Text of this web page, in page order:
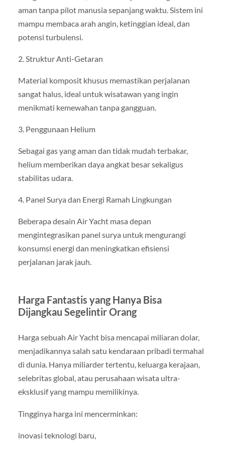
aman tanpa pilot manusia sepanjang waktu. Sistem ini
mampu membaca arah angin, ketinggian ideal, dan
potensi turbulensi.
2. Struktur Anti-Getaran
Material komposit khusus memastikan perjalanan
sangat halus, ideal untuk wisatawan yang ingin
menikmati kemewahan tanpa gangguan.
3. Penggunaan Helium
Sebagai gas yang aman dan tidak mudah terbakar,
helium memberikan daya angkat besar sekaligus
stabilitas udara.
4. Panel Surya dan Energi Ramah Lingkungan
Beberapa desain Air Yacht masa depan
mengintegrasikan panel surya untuk mengurangi
konsumsi energi dan meningkatkan efisiensi
perjalanan jarak jauh.
Harga Fantastis yang Hanya Bisa
Dijangkau Segelintir Orang
Harga sebuah Air Yacht bisa mencapai miliaran dolar,
menjadikannya salah satu kendaraan pribadi termahal
di dunia. Hanya miliarder tertentu, keluarga kerajaan,
selebritas global, atau perusahaan wisata ultra-
eksklusif yang mampu memilikinya.
Tingginya harga ini mencerminkan:
inovasi teknologi baru,